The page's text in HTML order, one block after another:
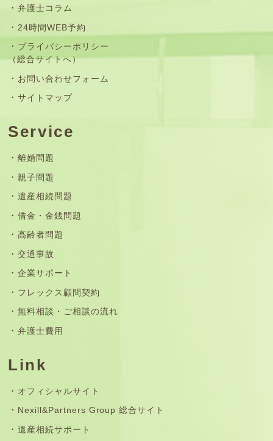
弁護士コラム
24時間WEB予約
プライバシーポリシー
（総合サイトへ）
お問い合わせフォーム
サイトマップ
Service
離婚問題
親子問題
遺産相続問題
借金・金銭問題
高齢者問題
交通事故
企業サポート
フレックス顧問契約
無料相談・ご相談の流れ
弁護士費用
Link
オフィシャルサイト
Nexill&Partners Group 総合サイト
遺産相続サポート